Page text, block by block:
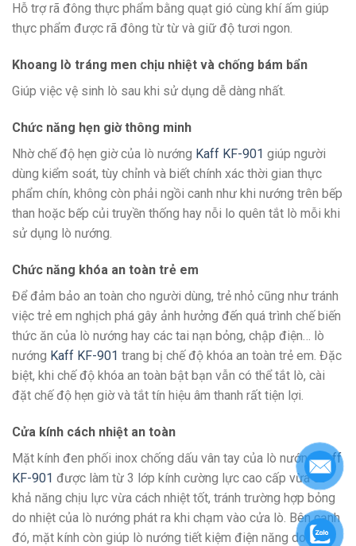
Hỗ trợ rã đông thực phẩm bằng quạt gió cùng khí ấm giúp
thực phẩm được rã đông từ từ và giữ độ tươi ngon.
Khoang lò tráng men chịu nhiệt và chống bám bẩn
Giúp việc vệ sinh lò sau khi sử dụng dễ dàng nhất.
Chức năng hẹn giờ thông minh
Nhờ chế độ hẹn giờ của lò nướng Kaff KF-901 giúp người
dùng kiểm soát, tùy chỉnh và biết chính xác thời gian thực
phẩm chín, không còn phải ngồi canh như khi nướng trên bếp
than hoặc bếp củi truyền thống hay nỗi lo quên tắt lò mỗi khi
sử dụng lò nướng.
Chức năng khóa an toàn trẻ em
Để đảm bảo an toàn cho người dùng, trẻ nhỏ cũng như tránh
việc trẻ em nghịch phá gây ảnh hưởng đến quá trình chế biến
thức ăn của lò nướng hay các tai nạn bỏng, chập điện… lò
nướng Kaff KF-901 trang bị chế độ khóa an toàn trẻ em. Đặc
biệt, khi chế độ khóa an toàn bật bạn vẫn có thể tắt lò, cài
đặt chế độ hẹn giờ và tắt tín hiệu âm thanh rất tiện lợi.
Cửa kính cách nhiệt an toàn
Mặt kính đen phối inox chống dấu vân tay của lò nướngKaff
KF-901 được làm từ 3 lớp kính cường lực cao cấp vừa có
khả năng chịu lực vừa cách nhiệt tốt, tránh trường hợp bỏng
do nhiệt của lò nướng phát ra khi chạm vào cửa lò. Bên cạnh
đó, mặt kính còn giúp lò nướng tiết kiệm điện năng do hạn